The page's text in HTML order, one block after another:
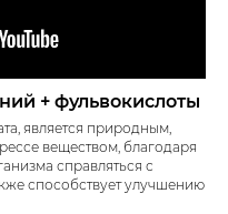
+ фульвокислоты
является природным,
веществом, благодаря
справляться с
способствует улучшению